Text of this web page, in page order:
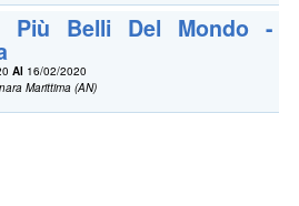
Più Belli Del Mondo -
Al 16/02/2020
Marittima (AN)